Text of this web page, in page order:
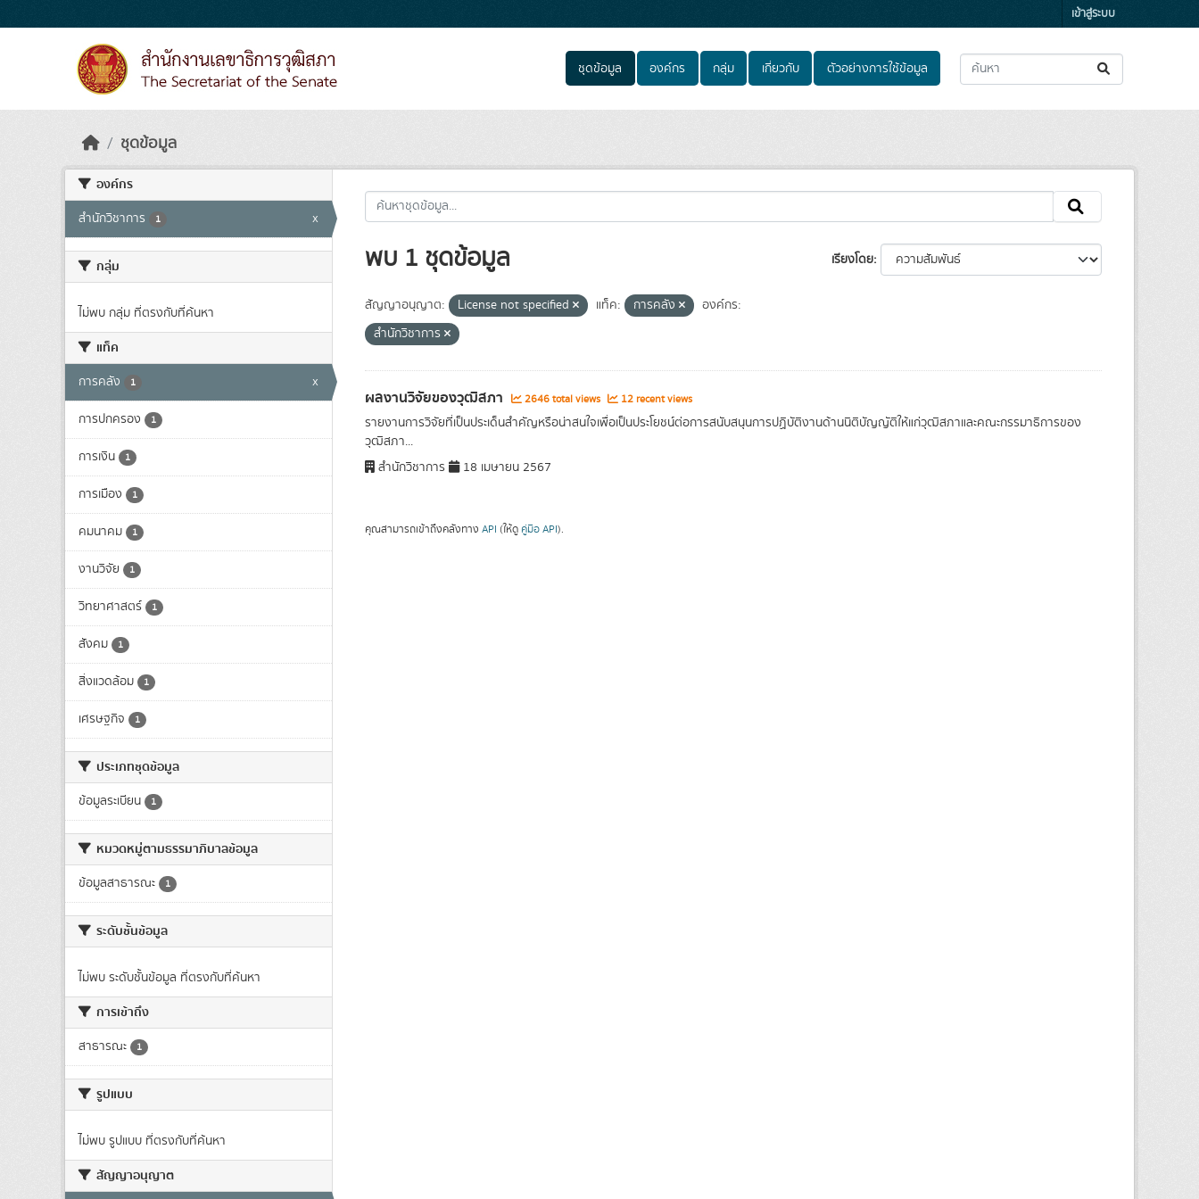
เข้าสู่ระบบ
ชุดข้อมูล องค์กร กลุ่ม เกี่ยวกับ ตัวอย่างการใช้ข้อมูล
ชุดข้อมูล
องค์กร
สำนักวิชาการ 1 x
กลุ่ม
ไม่พบ กลุ่ม ที่ตรงกับที่ค้นหา
แท็ค
การคลัง 1 x
การปกครอง 1
การเงิน 1
การเมือง 1
คมนาคม 1
งานวิจัย 1
วิทยาศาสตร์ 1
สังคม 1
สิ่งแวดล้อม 1
เศรษฐกิจ 1
ประเภทชุดข้อมูล
ข้อมูลระเบียน 1
หมวดหมู่ตามธรรมาภิบาลข้อมูล
ข้อมูลสาธารณะ 1
ระดับชั้นข้อมูล
ไม่พบ ระดับชั้นข้อมูล ที่ตรงกับที่ค้นหา
การเข้าถึง
สาธารณะ 1
รูปแบบ
ไม่พบ รูปแบบ ที่ตรงกับที่ค้นหา
สัญญาอนุญาต
เรียงโดย
พบ 1 ชุดข้อมูล
สัญญาอนุญาต: License not specified แท็ค: การคลัง
องค์กร:
สำนักวิชาการ
ผลงานวิจัยของวุฒิสภา 2646 total views 12 recent views
รายงานการวิจัยที่เป็นประเด็นสำคัญหรือน่าสนใจเพื่อเป็นประโยชน์ต่อการสนับสนุนการปฏิบัติงานด้านนิติบัญญัติให้แก่วุฒิสภาและคณะกรรมาธิการของ
วุฒิสภา...
สำนักวิชาการ
18 เมษายน 2567
คุณสามารถเข้าถึงคลังทาง API (ให้ดู คู่มือ API).